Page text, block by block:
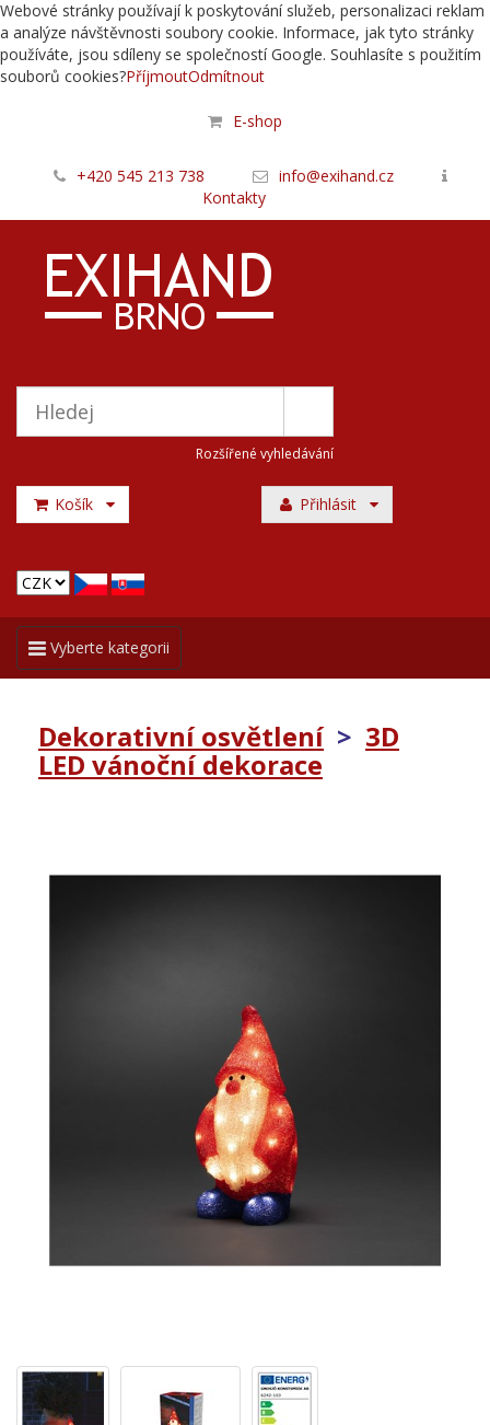
Webové stránky používají k poskytování služeb, personalizaci reklam
a analýze návštěvnosti soubory cookie. Informace, jak tyto stránky
používáte, jsou sdíleny se společností Google. Souhlasíte s použitím
souborů cookies?PříjmoutOdmítnout
E-shop
+420 545 213 738
info@exihand.cz
Kontakty
Rozšířené vyhledávání
Košík Přihlásit
Toggle
navigation
Vyberte kategorii
Dekorativní osvětlení> 3D
LED vánoční dekorace